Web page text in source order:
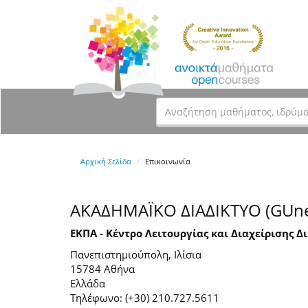
Αρχική Σελίδα Επικοινωνία
ΑΚΑΔΗΜΑΪΚΟ ΔΙΑΔΙΚΤΥΟ
ΕΚΠΑ - Κέντρο Λειτουργίας και Διαχείρισης
Πανεπιστημιούπολη, Ιλίσια
15784 Αθήνα
Ελλάδα
Τηλέφωνο: (+30) 210.727.5611